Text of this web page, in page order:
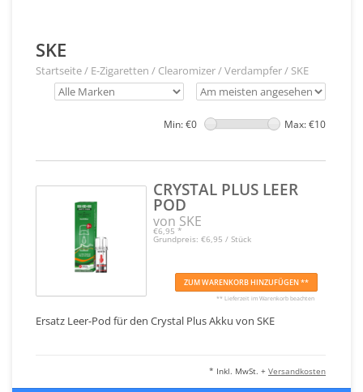
SKE
Startseite/ E-Zigaretten / Clearomizer / Verdampfer/ SKE
Min: €0 Max: €10
CRYSTAL PLUS LEER
POD
von SKE
€6,95 *
Grundpreis: €6,95 / Stück
ZUM WARENKORB HINZUFÜGEN **
** Lieferzeit im Warenkorb beachten
Ersatz Leer-Pod für den Crystal Plus Akku von SKE
* Inkl. MwSt. + Versandkosten